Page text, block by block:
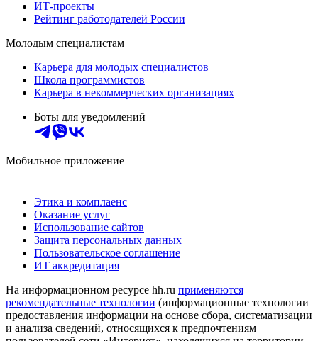
ИТ-проекты
Рейтинг работодателей России
Молодым специалистам
Карьера для молодых специалистов
Школа программистов
Карьера в некоммерческих организациях
Боты для уведомлений
Мобильное приложение
Этика и комплаенс
Оказание услуг
Использование сайтов
Защита персональных данных
Пользовательское соглашение
ИТ аккредитация
На информационном ресурсе hh.ru применяются
рекомендательные технологии (информационные технологии
предоставления информации на основе сбора, систематизации
и анализа сведений, относящихся к предпочтениям